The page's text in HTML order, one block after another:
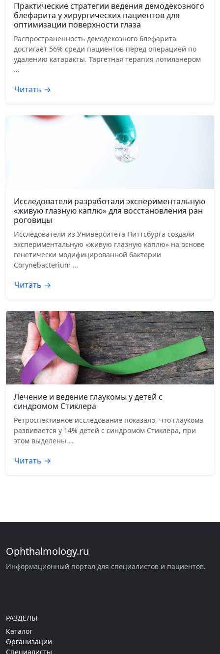
Практические стратегии ведения демодекозного
блефарита у хирургических пациентов для
оптимизации поверхности глаза
Распространенность демодекозного блефарита
достигает 56% среди пациентов перед операцией по
удалению катаракты. Таргетная терапия лотиланером
…
Читать →
Исследователи разработали экспериментальную
«живую глазную каплю» для восстановления ран
роговицы
Исследователи из Университета Питтсбурга создали
экспериментальную «живую глазную каплю» на основе
генетически модифицированной бактерии
Corynebacterium …
Читать →
Лечение и ведение глаукомы у детей с
синдромом Стиклера
Ретроспективное исследование показало, что глаукома
развивается у 14% детей с синдромом Стиклера, при
этом выделены …
Читать →
Ophthalmology.ru
Информационный портал для специалистов и пациентов.
РАЗДЕЛЫ
Каталог
Организации
Специалисты